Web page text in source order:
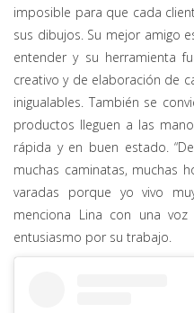
imposible para que cada
sus dibujos. Su mejor amigo
entender y su herramienta
creativo y de elaboración de
inigualables. También se
productos lleguen a las
rápida y en buen estado.
muchas caminatas, muchas
varadas porque yo vivo
menciona Lina con una
entusiasmo por su trabajo.